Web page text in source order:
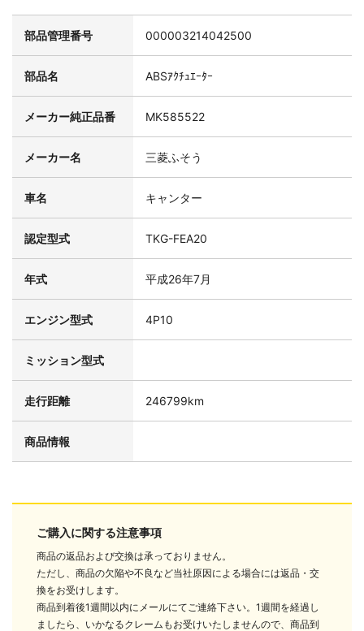
部品管理番号 000003214042500
部品名 ABSｱｸﾁｭｴｰﾀｰ
メーカー純正品番 MK585522
メーカー名 三菱ふそう
車名 キャンター
認定型式 TKG-FEA20
年式 平成26年7月
エンジン型式 4P10
ミッション型式
走行距離 246799km
商品情報
ご購入に関する注意事項
商品の返品および交換は承っておりません。
ただし、商品の欠陥や不良など当社原因による場合には返品・交
換をお受けします。
商品到着後1週間以内にメールにてご連絡下さい。1週間を経過し
ましたら、いかなるクレームもお受けいたしませんので、商品到